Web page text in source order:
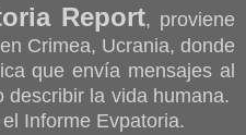
Report, proviene
Crimea, Ucrania, donde
que envía mensajes al
describir la vida humana.
Informe Evpatoria.